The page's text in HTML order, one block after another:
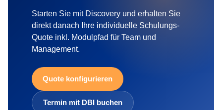
Starten Sie mit Discovery und erhalten Sie
direkt danach Ihre individuelle Schulungs-
Quote inkl. Modulpfad für Team und
Management.
Quote konfigurieren
Termin mit DBI buchen